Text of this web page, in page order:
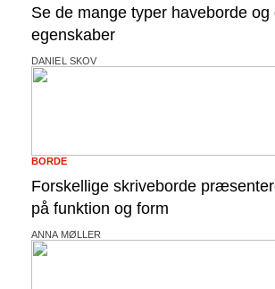
Se de mange typer haveborde og
egenskaber
DANIEL SKOV
Forskellige skriveborde
på funktion og form
BORDE
ANNA MØLLER